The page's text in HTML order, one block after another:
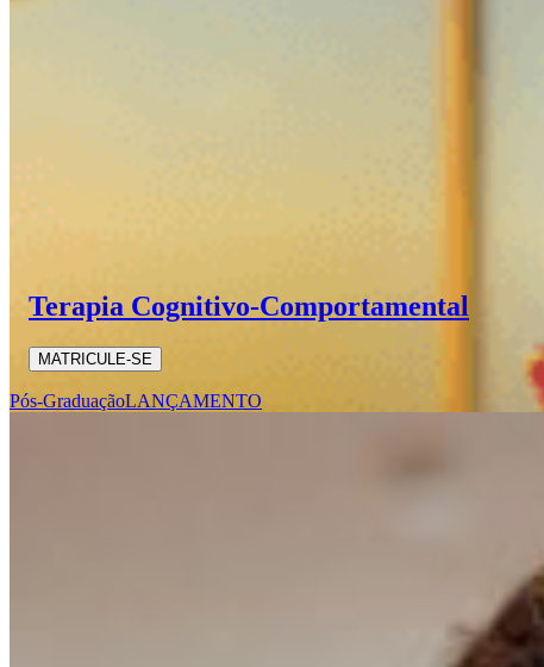
Terapia Cognitivo-Comportamental
MATRICULE-SE
Pós-GraduaçãoLANÇAMENTO